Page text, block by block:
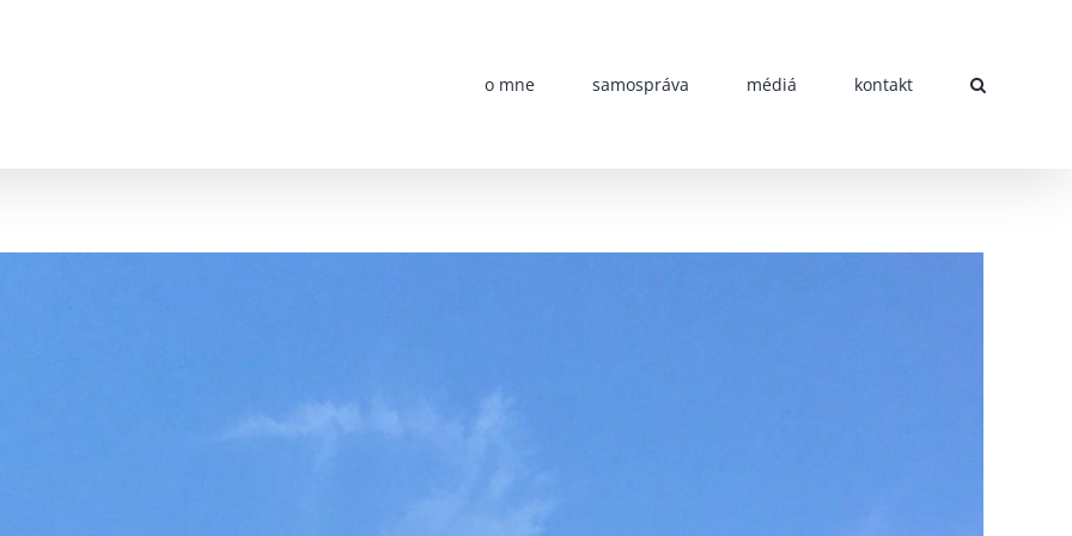
o mne samospráva médiá kontakt